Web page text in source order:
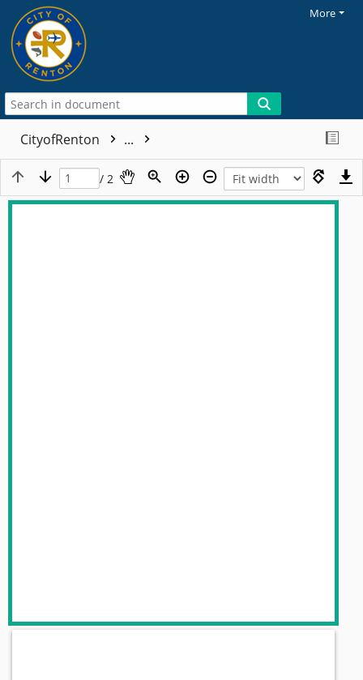
More
CityofRenton ...
/ 2